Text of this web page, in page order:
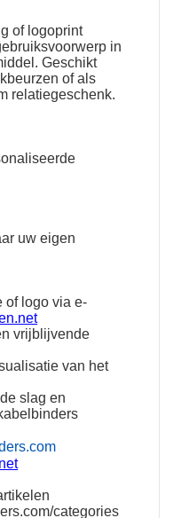
of logoprint
in
Geschikt
of als
relatiegeschenk.
uw eigen
of logo via e-
vrijblijvende
van het
slag en
categories